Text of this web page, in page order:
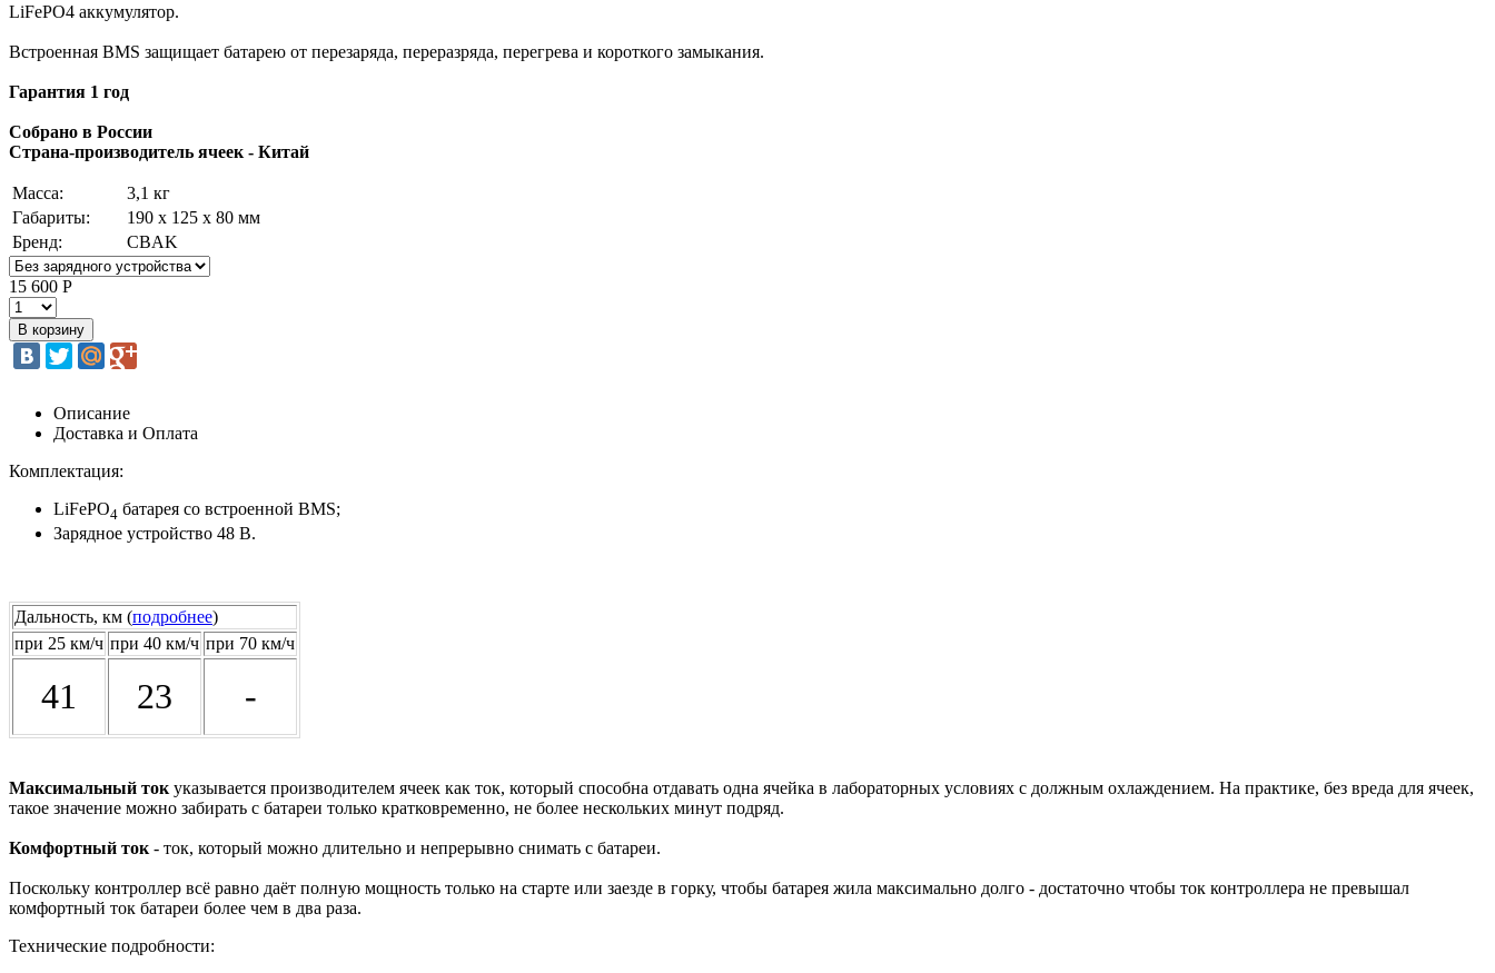
LiFePO4 аккумулятор.
Встроенная BMS защищает батарею от перезаряда, переразряда, перегрева и короткого замыкания.
Гарантия 1 год
Собрано в России
Страна-производитель ячеек - Китай
Масса:
3,1 кг
Габариты:
190 х 125 х 80 мм
Бренд:
CBAK
15 600 Р
Описание
Доставка и Оплата
Комплектация:
LiFePO4 батарея со встроенной BMS;
Зарядное устройство 48 В.
Дальность, км (подробнее)
при 25 км/ч при 40 км/ч при 70 км/ч
41 23 -
Максимальный ток указывается производителем ячеек как ток, который способна отдавать одна ячейка в лабораторных условиях с должным охлаждением. На практике, без вреда для ячеек,
такое значение можно забирать с батареи только кратковременно, не более нескольких минут подряд.
Комфортный ток - ток, который можно длительно и непрерывно снимать с батареи.
Поскольку контроллер всё равно даёт полную мощность только на старте или заезде в горку, чтобы батарея жила максимально долго - достаточно чтобы ток контроллера не превышал
комфортный ток батареи более чем в два раза.
Технические подробности: